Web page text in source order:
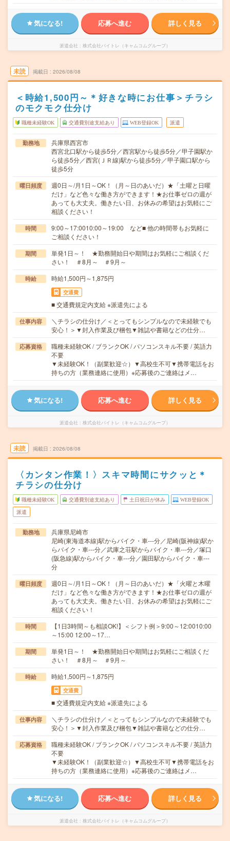
気になる! 応募へ進む 詳しく見る
派遣会社 株式会社バイトレ（キャムコムグループ）
未読 掲載日 2026/08/08
＜時給1,500円～＊好きな時にお仕事＞チラシ
のモクモク仕分け
職種未経験OK 交通費別途支給あり WEB登録OK 派遣
勤務地
兵庫県西宮市
西宮北口駅から徒歩5分／西宮駅から徒歩5分／甲子園駅か
ら徒歩5分／西宮(ＪＲ線)駅から徒歩5分／甲子園口駅から
徒歩5分
曜日頻度
週0日～/月1日～OK！（月～日のあいだ）★「土曜と日曜
だけ」など色々な働き方ができます！★お仕事ゼロの週が
あっても大丈夫。働きたい日、お休みの希望はお気軽にご
相談ください！
時間
9:00～17:0010:00～19:00 など■ 他の時間帯もお気軽に
ご相談ください！
期間
単発1日～！ ★勤務開始日や期間はお気軽にご相談くだ
さい！ ＃8月～ ＃9月～
時給 時給1,500円～1,875円
交通費
■ 交通費規定内支給 ※派遣先による
仕事内容
＼チラシの仕分け／＜とってもシンプルなので未経験でも
安心！＞▼封入作業及び梱包▼雑誌や書籍などの仕分…
応募資格
職種未経験OK / ブランクOK / パソコンスキル不要 / 英語力
不要
▼未経験OK！（副業歓迎☆）▼高校生不可▼携帯電話をお
持ちの方（業務連絡に使用）※応募後のご連絡はメ…
気になる! 応募へ進む 詳しく見る
派遣会社 株式会社バイトレ（キャムコムグループ）
未読 掲載日 2026/08/08
〈カンタン作業！〉スキマ時間にサクッと＊
チラシの仕分け
職種未経験OK 交通費別途支給あり 土日祝日が休み WEB登録OK
派遣
勤務地
兵庫県尼崎市
尼崎(東海道本線)駅からバイク・車---分／尼崎(阪神線)駅か
らバイク・車---分／武庫之荘駅からバイク・車---分／塚口
(阪急線)駅からバイク・車---分／園田駅からバイク・車---
分
曜日頻度
週0日～/月1日～OK！（月～日のあいだ）★「火曜と木曜
だけ」など色々な働き方ができます！★お仕事ゼロの週が
あっても大丈夫。働きたい日、お休みの希望はお気軽にご
相談ください！
時間
【1日3時間～も相談OK!】＜シフト例＞9:00～12:0010:00
～15:00 12:00～17…
期間
単発1日～！ ★勤務開始日や期間はお気軽にご相談くだ
さい！ ＃8月～ ＃9月～
時給 時給1,500円～1,875円
交通費
■ 交通費規定内支給 ※派遣先による
仕事内容
＼チラシの仕分け／＜とってもシンプルなので未経験でも
安心！＞▼封入作業及び梱包▼雑誌や書籍などの仕分…
応募資格
職種未経験OK / ブランクOK / パソコンスキル不要 / 英語力
不要
▼未経験OK！（副業歓迎☆）▼高校生不可▼携帯電話をお
持ちの方（業務連絡に使用）※応募後のご連絡はメ…
気になる! 応募へ進む 詳しく見る
派遣会社 株式会社バイトレ（キャムコムグループ）